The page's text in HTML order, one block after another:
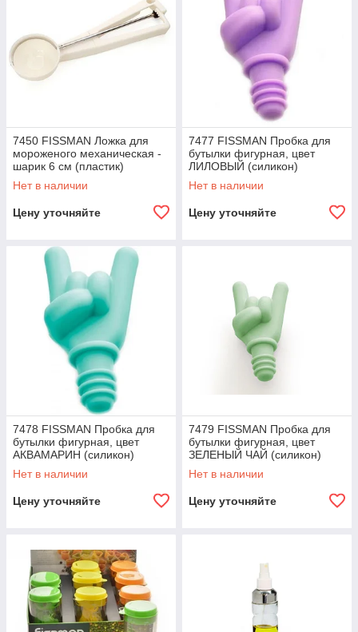
7450 FISSMAN Ложка для
мороженого механическая -
шарик 6 см (пластик)
Нет в наличии
Цену уточняйте
7477 FISSMAN Пробка для
бутылки фигурная, цвет
ЛИЛОВЫЙ (силикон)
Нет в наличии
Цену уточняйте
7478 FISSMAN Пробка для
бутылки фигурная, цвет
АКВАМАРИН (силикон)
Нет в наличии
Цену уточняйте
7479 FISSMAN Пробка для
бутылки фигурная, цвет
ЗЕЛЕНЫЙ ЧАЙ (силикон)
Нет в наличии
Цену уточняйте